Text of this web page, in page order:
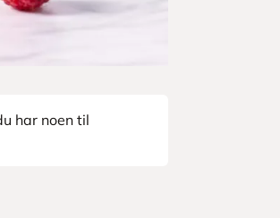
har noen til